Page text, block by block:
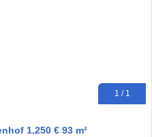
1 / 1
1.250 € 93 m²